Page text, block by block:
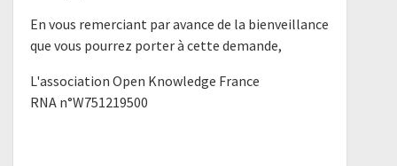
En vous remerciant par avance de la bienveillance
que vous pourrez porter à cette demande,
L'association Open Knowledge France
RNA n°W751219500